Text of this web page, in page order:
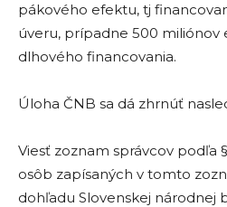
pákového efektu, tj
úveru, prípadne 500 miliónov
dlhového financovania.
Úloha ČNB sa dá zhrnúť
Viesť zoznam správcov podľa
osôb zapísaných v tomto
dohľadu Slovenskej národnej